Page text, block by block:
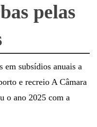
pelas
subsídios anuais a
e recreio A Câmara
o ano 2025 com a